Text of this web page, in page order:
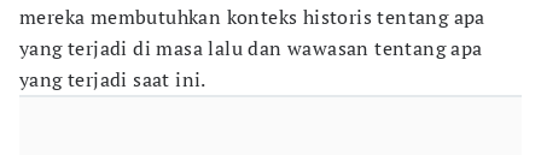
mereka membutuhkan konteks historis tentang apa
yang terjadi di masa lalu dan wawasan tentang apa
yang terjadi saat ini.